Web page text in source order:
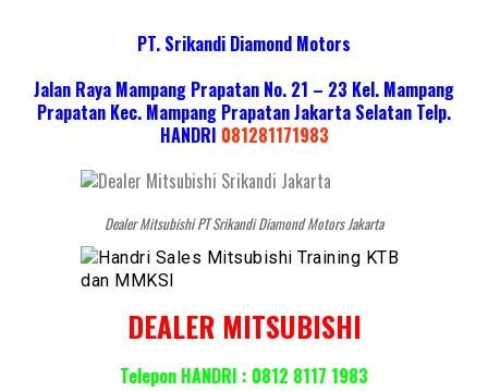
PT. Srikandi Diamond Motors
Jalan Raya Mampang Prapatan No. 21 – 23 Kel. Mampang
Prapatan Kec. Mampang Prapatan Jakarta Selatan Telp.
HANDRI 081281171983
Dealer Mitsubishi PT Srikandi Diamond Motors Jakarta
DEALER MITSUBISHI
Telepon HANDRI : 0812 8117 1983